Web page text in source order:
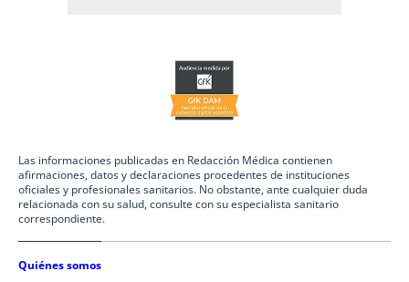
Las informaciones publicadas en Redacción Médica contienen
afirmaciones, datos y declaraciones procedentes de instituciones
oficiales y profesionales sanitarios. No obstante, ante cualquier duda
relacionada con su salud, consulte con su especialista sanitario
correspondiente.
Quiénes somos